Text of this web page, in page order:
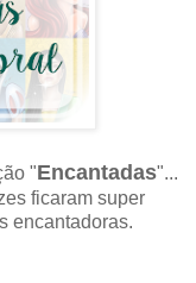
"Encantadas"...
ficaram super
encantadoras.